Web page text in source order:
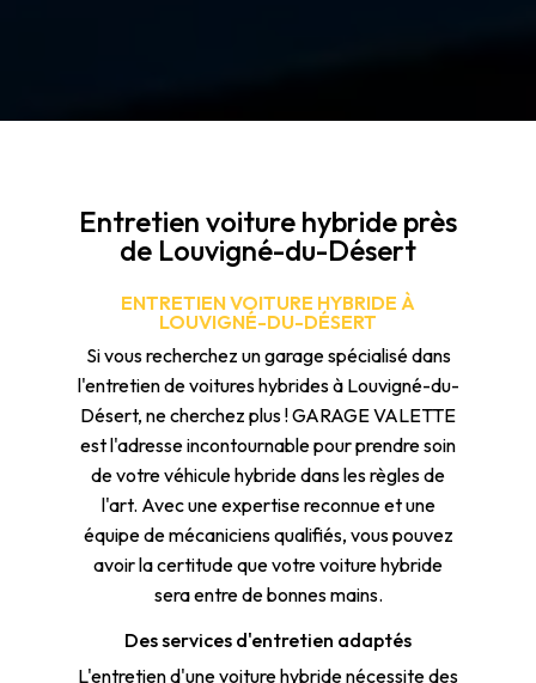
Entretien voiture hybride près
de Louvigné-du-Désert
ENTRETIEN VOITURE HYBRIDE À
LOUVIGNÉ-DU-DÉSERT
Si vous recherchez un garage spécialisé dans
l'entretien de voitures hybrides à Louvigné-du-
Désert, ne cherchez plus ! GARAGE VALETTE
est l'adresse incontournable pour prendre soin
de votre véhicule hybride dans les règles de
l'art. Avec une expertise reconnue et une
équipe de mécaniciens qualifiés, vous pouvez
avoir la certitude que votre voiture hybride
sera entre de bonnes mains.
Des services d'entretien adaptés
L'entretien d'une voiture hybride nécessite des